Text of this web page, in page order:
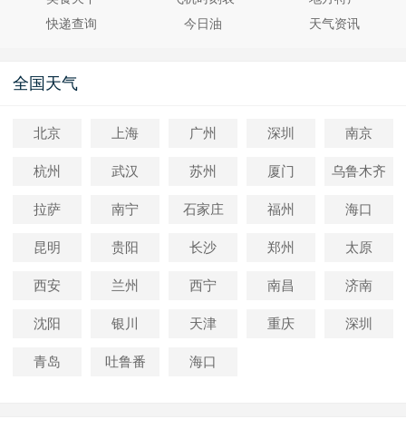
快递查询
今日油 天气资讯
全国天气
北京 上海 广州 深圳 南京
杭州 武汉 苏州 厦门 乌鲁木齐
拉萨 南宁 石家庄 福州 海口
昆明 贵阳 长沙 郑州 太原
西安 兰州 西宁 南昌 济南
沈阳 银川 天津 重庆 深圳
青岛 吐鲁番 海口